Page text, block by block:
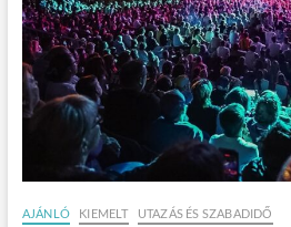
AJÁNLÓ KIEMELT UTAZÁS ÉS SZABADIDŐ